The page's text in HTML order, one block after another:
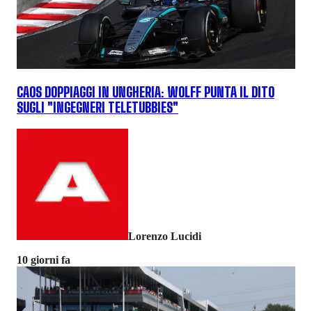
CAOS DOPPIAGGI IN UNGHERIA: WOLFF PUNTA IL DITO
SUGLI "INGEGNERI TELETUBBIES"
Lorenzo Lucidi
10 giorni fa